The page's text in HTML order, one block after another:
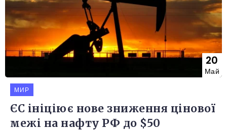
20
Май
МИР
ЄС ініціює нове зниження цінової
межі на нафту РФ до $50